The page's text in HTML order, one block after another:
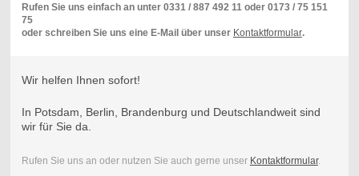
Rufen Sie uns einfach an unter 0331 / 887 492 11 oder 0173 / 75 151
75
oder schreiben Sie uns eine E-Mail über unser Kontaktformular.
Wir helfen Ihnen sofort!
In Potsdam, Berlin, Brandenburg und Deutschlandweit sind
wir für Sie da.
Rufen Sie uns an oder nutzen Sie auch gerne unser Kontaktformular.